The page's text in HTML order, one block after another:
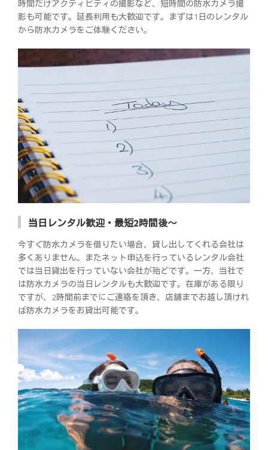
時間だけアクティビティの撮影など、短時間の防水カメラ撮
影も可能です。延長利用も大歓迎です。まずは1日のレンタル
から防水カメラをご体験ください。
当日レンタル歓迎・最短2時間後～
今すぐ防水カメラを借りたい場合、貸し出してくれる会社は
多くありません。またネット申込を行っているレンタル会社
では当日貸出を行っていない会社が殆どです。一方、当社で
は防水カメラの当日レンタルも大歓迎です。在庫がある限り
ですが、2時間前までにご連絡を頂き、店舗までお越し頂けれ
ば防水カメラをお貸出可能です。